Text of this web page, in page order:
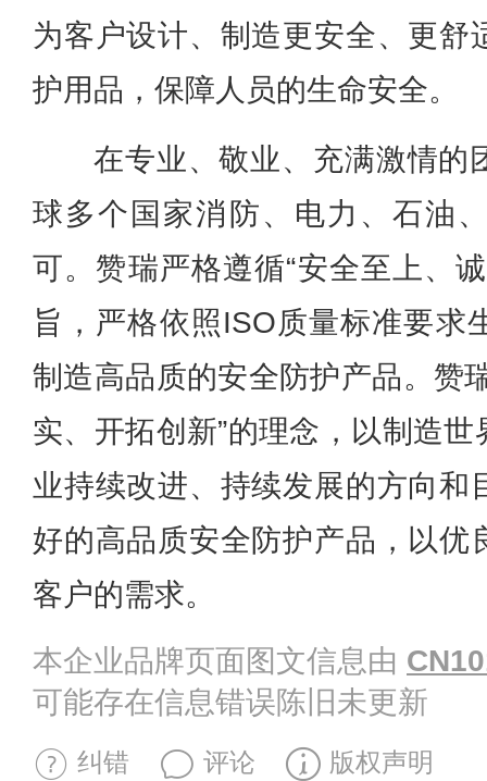
为客户设计、制造更安全、更舒
护用品，保障人员的生命安全。
在专业、敬业、充满激情的
球多个国家消防、电力、石油
可。赞瑞严格遵循“安全至上、
旨，严格依照ISO质量标准要求
制造高品质的安全防护产品。赞
实、开拓创新”的理念，以制造
业持续改进、持续发展的方向和
好的高品质安全防护产品，以优
客户的需求。
本企业品牌页面图文信息由
可能存在信息错误陈旧未更新
纠错 评论 版权声明